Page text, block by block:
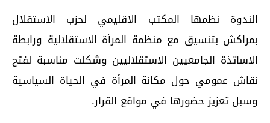
الندوة نظمها المكتب الاقليمي لحزب الاستقلال
بمراكش بتنسيق مع منظمة المرأة الاستقلالية ورابطة
الاساتذة الجامعيين الاستقلاليين وشكلت مناسبة لفتح
نقاش عمومي حول مكانة المرأة في الحياة السياسية
وسبل تعزيز حضورها في مواقع القرار.